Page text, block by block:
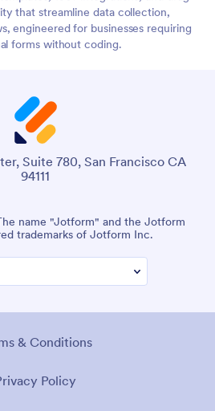
that streamline data collection,
engineered for businesses requiring
forms without coding.
Suite 780, San Francisco CA
94111
name "Jotform" and the Jotform
trademarks of Jotform Inc.
& Conditions
Policy